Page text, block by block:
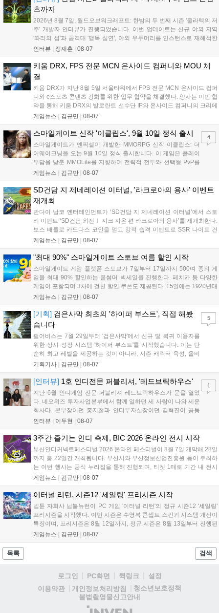
성과와 가치를 널리 알리는 권위 있는 행사가 되도록 노력하겠다
고 밝혔습니다....
츠까지
2026년 8월 7일, 월드오브워크래프트: 한밤의 두 번째 시즌 '울라텍의 저
주' 개발자 인터뷰가 진행되었습니다. 이번 업데이트는 신규 야외 지역
'똬리의 섬'과 공격대 '맹독 심연', 야외 우두머리를 인스턴스로 재해석한
'소굴'을 포함합니다. 개발진은 하우징 시스템 개선 및 신화+ 던전 로테이
를 표했습니다....
인터뷰 | 정재훈 | 08-07
키움 DRX, FPS 전문 MCN 온사이드 컴퍼니와 MOU 체
결
키움 DRX가 지난 8월 5일 서울타워에서 FPS 전문 MCN 온사이드 컴퍼
니와 e스포츠 콘텐츠 강화를 위한 업무 협약을 체결했다. 양사는 이번 협
약을 통해 키움 DRX의 발로란트 선수단 IP와 온사이드 컴퍼니의 크리에
이터 네트워크를 결합하여 정규 및 특별 콘텐츠를 공동 기획한다. 또한
오프라인 연계 프로그램을 순차적으로 선보이며 e스포츠 생태계 확장에
게임뉴스 | 김규만 | 08-07
스마일게이트 신작 '이클립스', 9월 10일 정식 출시
스마일게이트가 엔픽셀이 개발한 MMORPG 신작 이클립스: 더
어웨이크닝을 오는 9월 10일 정식 출시합니다. 이 게임은 플레이
부담을 낮춘 MMOLite를 지향하며 전략적 전투와 선택형 PvP를
특징으로 합니다. 현재 공식 홈페이지와 앱 마켓에서 사전등록을
니다. 또한 카카오톡 채널 추가 시 주차별 스페셜 쿠폰과 한정 스
킨, 경품 이벤트 등 풍성한 혜택을 마련해 이용자들의 기대를 모
으고 있습니다....
게임뉴스 | 김규만 | 08-07
4
SD건담 지 제네레이션 이터널, '라크로아의 용사' 이벤트
재개최
반다이 남코 엔터테인먼트가 ‘SD건담 지 제네레이션 이터널’에서 스토
리 이벤트 ‘SD건담 외전Ⅰ 지크 지온 편 라크로아의 용사’를 재개최한다.
보스 배틀로 카드다스 코인을 얻고 강적 습격 이벤트로 SSR 나이트 건
담을 획득할 수 있다. 로그인 보너스로 최대 다이아 3,000개를 지급하며,
원 증정한다. 또한 9월 30일까지 공식 유튜브에서 특별 프로그램을 시청
게임뉴스 | 김규만 | 08-07
"최대 90%" 스마일게이트 스토브 여름 할인 시작
스마일게이트 게임 플랫폼 스토브가 7일부터 17일까지 500여 종의 게
임을 최대 90% 할인하는 쿨썸머 빅세일을 진행한다. 페치카 등 다양한
게임이 포함되며 3차에 걸친 할인 쿠폰도 제공된다. 15일에는 1920년대
경성 배경의 신작 그날의 신문이 출시되며, 15일부터 17일까지는 국내
은 공식 페이지에서 확인 가능하다....
게임뉴스 | 김규만 | 08-07
[기획] 검은사막 최초의 '하이퍼 부스트', 직접 해봤
습니다
펄어비스는 7월 29일부터 '검은사막'에서 신규 및 복귀 이용자를
위한 상시 성장 시스템 '하이퍼 부스트'를 시작했습니다. 이는 단
순히 최고 레벨을 제공하는 것이 아니라, 시즌 캐릭터 육성, 올비
아 아카데미 수료, 아침의 나라 설화 진행 등 4단계 과정을 통해
용자는 과제를 완수하며 동(V) 투발라 장비와 검은별 무기, 카라
기획기사 | 김규만 | 08-07
5
[인터뷰] 1호 인디전문 퍼블리셔, '레드브릭하우스'
지난 6월 인디게임 전문 퍼블리셔 레드브릭하우스가 문을 열었
다. 네오위즈 투자사업본부에서 함께 일하던 세 사람이 나와 세운
회사다. 본부장이던 홍지철과 인디투자실장이던 김혁진이 공동
대표를, 중국사업실장이던 이민정이 이사를 맡았다. 출범 한 달여
피털의 재무적 투자가 연달아 들어왔다. 서비스 중인...
인터뷰 | 이두현 | 08-07
1
3주간 즐기는 인디 축제, BIC 2026 온라인 전시 시작
부산인디커넥트페스티벌 2026 온라인 페스티벌이 8월 7일 개막해 28일
까지 총 22일간 개최됩니다. 부산시와 부산정보산업진흥원 등이 주최하
는 이번 행사는 공식 누리집을 통해 진행되며, 티켓 1매로 기간 내 전시
작을 제한 없이 체험할 수 있습니다. 일반 및 루키 부문 등 다양한 인디게
세계 누구나 참여 가능한 이번 행사는 역대 최대 규모로 열려 인디게임
게임뉴스 | 김규만 | 08-07
이터널 리턴, 시즌12 '세일링' 프리시즌 시작
넵튠 자회사 님블뉴런이 PC 게임 '이터널 리턴'의 정규 시즌12 '세일링'
프리시즌을 시작했다. 이번 시즌은 수영복 콘셉트 스킨과 시스템 개선이
특징이며, 프리시즌은 8월 12일까지, 정규 시즌은 8월 13일부터 진행된
다. 실험체 관찰일지 추가와 후반부 전략 강화를 위한 다중 크로노 스피
게임뉴스 | 김규만 | 08-07
목록 검색
로그인 PC화면 퀵링크
설정
이용약관
개인정보처리방침
청소년보호정책
불법촬영물신고안내
(주)